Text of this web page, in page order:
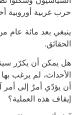
حرب غربية أوروبية
ينبغي بعد مائة عام
الحقائق.
هل يمكن أن يكرّر
الأحداث، لم يرغب
أن يؤدّي أمرٌ إلى أمر
إيقاف هذه العملية؟